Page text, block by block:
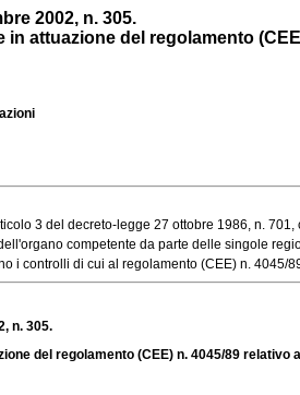
2002, n. 305.
attuazione del regolamento
3 del decreto-legge 27 ottobre 1986, n.
competente da parte delle singole
i controlli di cui al regolamento (CEE) n. 4045/
n. 305.
del regolamento (CEE) n. 4045/89